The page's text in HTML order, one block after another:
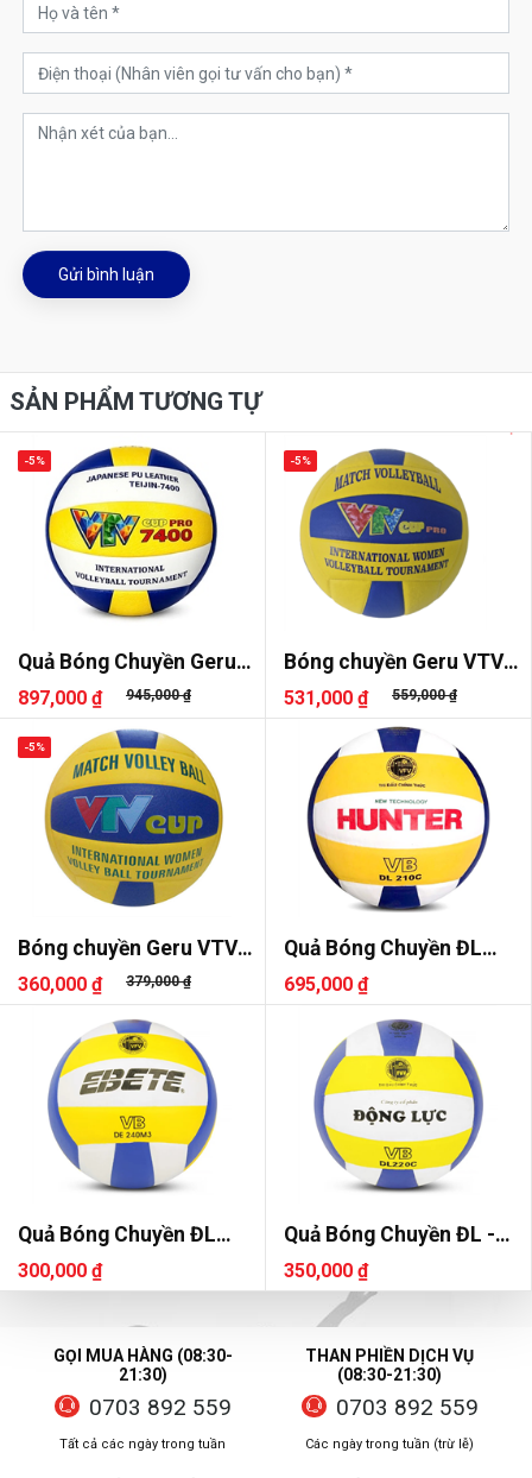
Gửi bình luận
SẢN PHẨM TƯƠNG TỰ
Quả Bóng Chuyền Geru
VTV Cup Pro 7400
897,000 ₫ 945,000 ₫
-5%
Bóng chuyền Geru VTV
Cup Pro
531,000 ₫ 559,000 ₫
-5%
Bóng chuyền Geru VTV
Cup
360,000 ₫ 379,000 ₫
-5%
Quả Bóng Chuyền ĐL
Hunter DL 210C
695,000 ₫
Quả Bóng Chuyền ĐL
Ebete DL 240 M3
300,000 ₫
Quả Bóng Chuyền ĐL -
DL220C
350,000 ₫
GỌI MUA HÀNG (08:30-
21:30)
0703 892 559
Tất cả các ngày trong tuần
THAN PHIỀN DỊCH VỤ
(08:30-21:30)
0703 892 559
Các ngày trong tuần (trừ lễ)